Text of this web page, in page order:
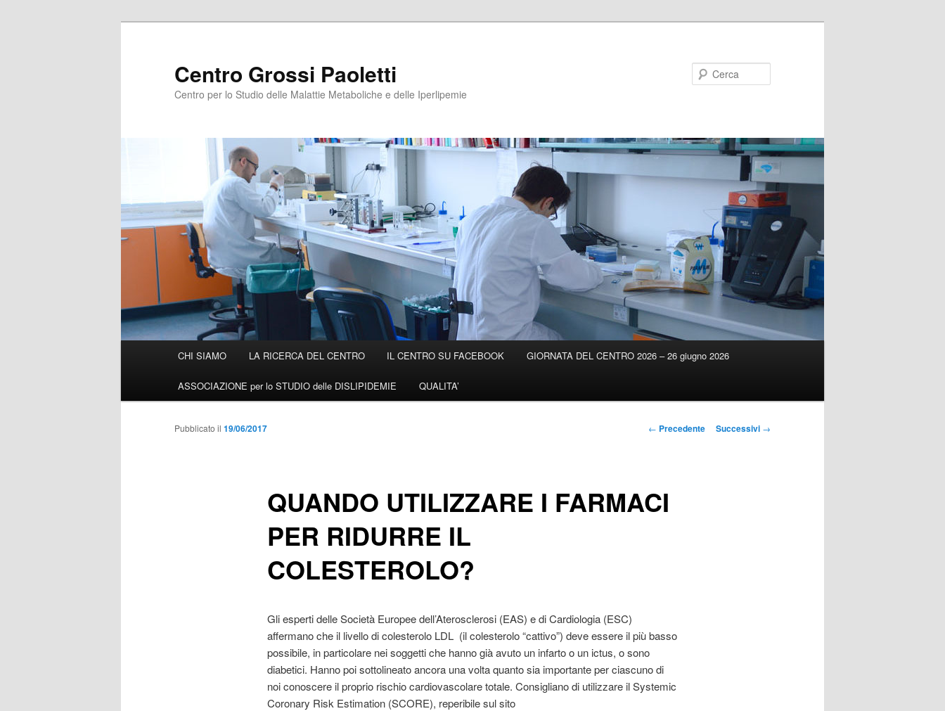
Centro Grossi Paoletti
Centro per lo Studio delle Malattie Metaboliche e delle Iperlipemie
Vai
al
contenuto
CHI SIAMO LA RICERCA DEL CENTRO IL CENTRO SU FACEBOOK GIORNATA DEL CENTRO 2026 – 26 giugno 2026
ASSOCIAZIONE per lo STUDIO delle DISLIPIDEMIE QUALITA’
Navigazione
← Precedente Successivi →
QUANDO UTILIZZARE I FARMACI
PER RIDURRE IL
COLESTEROLO?
Pubblicato il 19/06/2017
Gli esperti delle Società Europee dell’Aterosclerosi (EAS) e di Cardiologia (ESC)
affermano che il livello di colesterolo LDL (il colesterolo “cattivo”) deve essere il più basso
possibile, in particolare nei soggetti che hanno già avuto un infarto o un ictus, o sono
diabetici. Hanno poi sottolineato ancora una volta quanto sia importante per ciascuno di
noi conoscere il proprio rischio cardiovascolare totale. Consigliano di utilizzare il Systemic
Coronary Risk Estimation (SCORE), reperibile sul sito